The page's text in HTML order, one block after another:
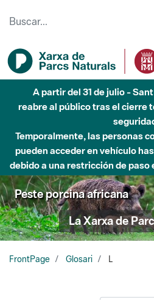
A partir del 31 de julio -
reabre al público tras el cierre
Temporalmente, las personas
pueden acceder en vehículo
debido a una restricción de paso
Peste porcina africana
La Xarxa de
FrontPage Glosari L